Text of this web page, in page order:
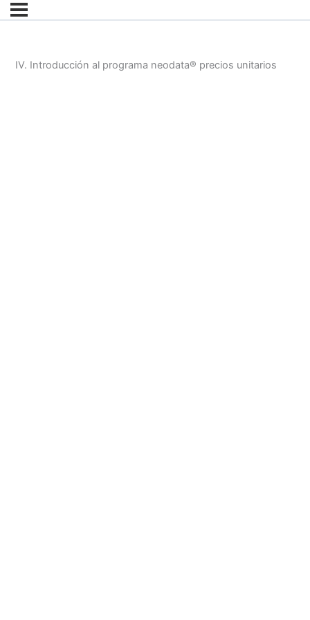
IV. Introducción al programa neodata® precios unitarios